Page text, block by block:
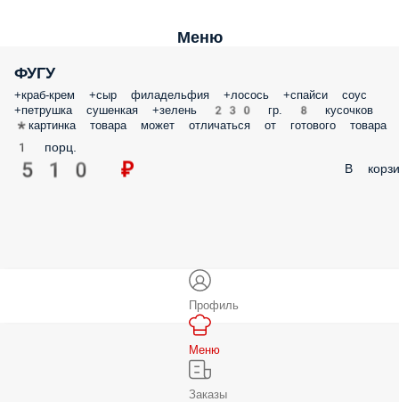
Меню
ФУГУ
+краб-крем +сыр филадельфия +лосось +спайси соус
+петрушка сушенкая +зелень 230 гр. 8 кусочков
*картинка товара может отличаться от готового товара
1 порц.
510 ₽ В
Профиль
Меню
Заказы